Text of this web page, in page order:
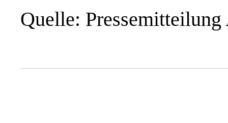
Quelle: